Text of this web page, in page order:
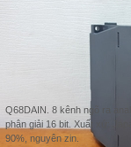
Q68DAIN. 8 kênh ngõ ra
phân giải 16 bit. Xuất xứ:
90%, nguyên zin.